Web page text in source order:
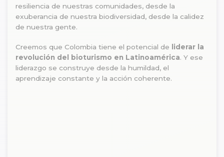
resiliencia de nuestras comunidades, desde la
exuberancia de nuestra biodiversidad, desde la calidez
de nuestra gente.
Creemos que Colombia tiene el potencial de
liderar la
revolución del bioturismo en Latinoamérica. Y ese
liderazgo se construye desde la humildad, el
aprendizaje constante y la acción coherente.